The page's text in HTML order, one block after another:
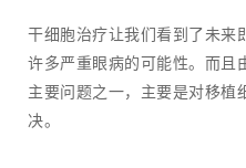
干细胞治疗让我们看到了未来
许多严重眼病的可能性。而且
主要问题之一，主要是对移植
决。